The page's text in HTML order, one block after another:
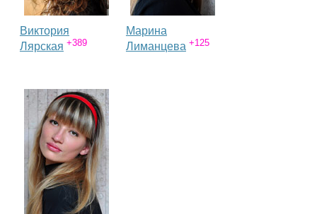
Виктория
Лярская +389
Марина
Лиманцева +125